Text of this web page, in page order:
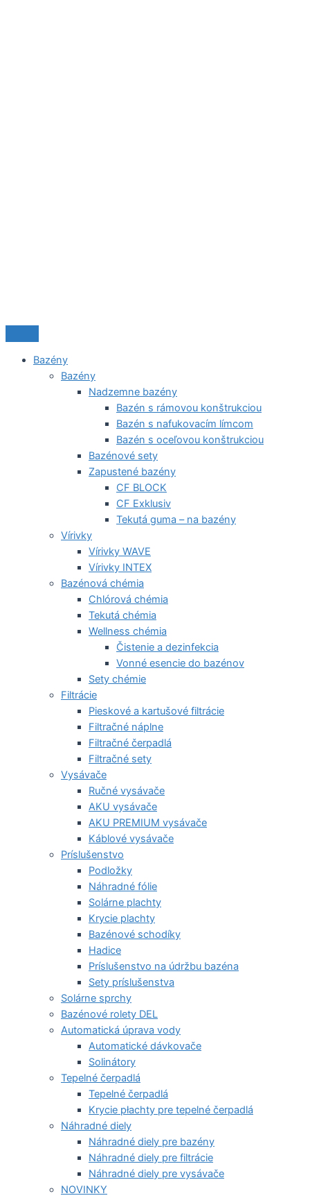
Bazény
Bazény
Nadzemne bazény
Bazén s rámovou konštrukciou
Bazén s nafukovacím límcom
Bazén s oceľovou konštrukciou
Bazénové sety
Zapustené bazény
CF BLOCK
CF Exklusiv
Tekutá guma – na bazény
Vírivky
Vírivky WAVE
Vírivky INTEX
Bazénová chémia
Chlórová chémia
Tekutá chémia
Wellness chémia
Čistenie a dezinfekcia
Vonné esencie do bazénov
Sety chémie
Filtrácie
Pieskové a kartušové filtrácie
Filtračné náplne
Filtračné čerpadlá
Filtračné sety
Vysávače
Ručné vysávače
AKU vysávače
AKU PREMIUM vysávače
Káblové vysávače
Príslušenstvo
Podložky
Náhradné fólie
Solárne plachty
Krycie plachty
Bazénové schodíky
Hadice
Príslušenstvo na údržbu bazéna
Sety príslušenstva
Solárne sprchy
Bazénové rolety DEL
Automatická úprava vody
Automatické dávkovače
Solinátory
Tepelné čerpadlá
Tepelné čerpadlá
Krycie płachty pre tepelné čerpadlá
Náhradné diely
Náhradné diely pre bazény
Náhradné diely pre filtrácie
Náhradné diely pre vysávače
NOVINKY